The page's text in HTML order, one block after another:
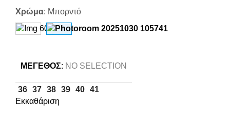
Χρώμα: Μπορντό
ΜΈΓΕΘΟΣ: NO SELECTION
36 37 38 39 40 41
Εκκαθάριση